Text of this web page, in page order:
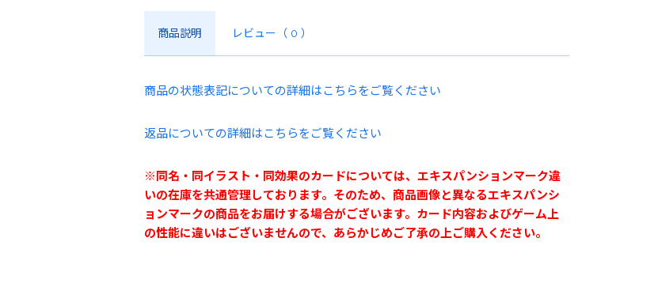
商品説明 レビュー （ 0 ）
商品の状態表記についての詳細はこちらをご覧ください
返品についての詳細はこちらをご覧ください
※同名・同イラスト・同効果のカードについては、エキスパンションマーク違
いの在庫を共通管理しております。そのため、商品画像と異なるエキスパンシ
ョンマークの商品をお届けする場合がございます。カード内容およびゲーム上
の性能に違いはございませんので、あらかじめご了承の上ご購入ください。